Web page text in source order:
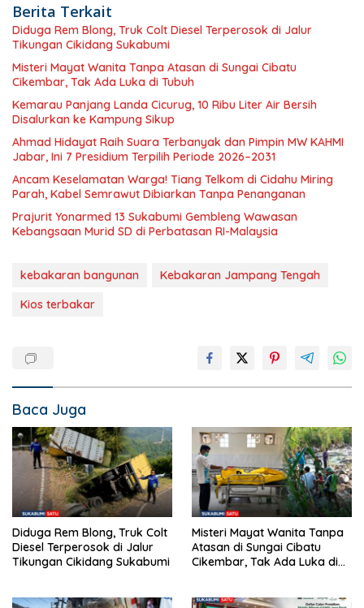
Berita Terkait
Diduga Rem Blong, Truk Colt Diesel Terperosok di Jalur
Tikungan Cikidang Sukabumi
Misteri Mayat Wanita Tanpa Atasan di Sungai Cibatu
Cikembar, Tak Ada Luka di Tubuh
Kemarau Panjang Landa Cicurug, 10 Ribu Liter Air Bersih
Disalurkan ke Kampung Sikup
Ahmad Hidayat Raih Suara Terbanyak dan Pimpin MW KAHMI
Jabar, Ini 7 Presidium Terpilih Periode 2026–2031
Ancam Keselamatan Warga! Tiang Telkom di Cidahu Miring
Parah, Kabel Semrawut Dibiarkan Tanpa Penanganan
Prajurit Yonarmed 13 Sukabumi Gembleng Wawasan
Kebangsaan Murid SD di Perbatasan RI-Malaysia
kebakaran bangunan
Kebakaran Jampang Tengah
Kios terbakar
Baca Juga
Diduga Rem Blong, Truk Colt
Diesel Terperosok di Jalur
Tikungan Cikidang Sukabumi
Misteri Mayat Wanita Tanpa
Atasan di Sungai Cibatu
Cikembar, Tak Ada Luka di